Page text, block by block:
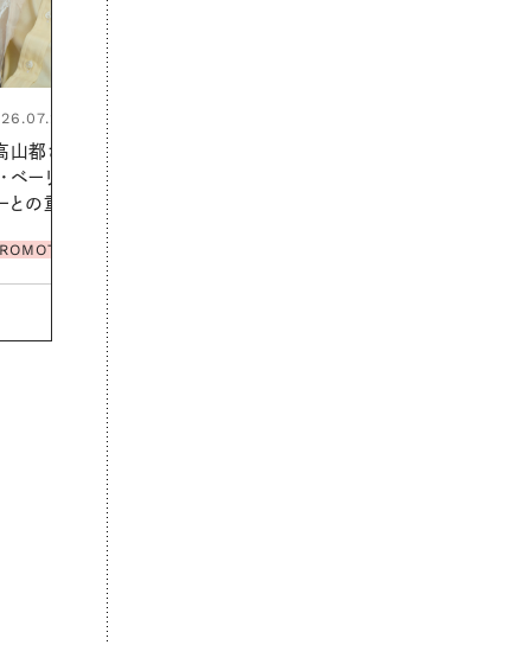
出かけ前のひと手間で変わる、
一日。汗ばむ季節を「ごきげ
」に過ごす私の新習慣